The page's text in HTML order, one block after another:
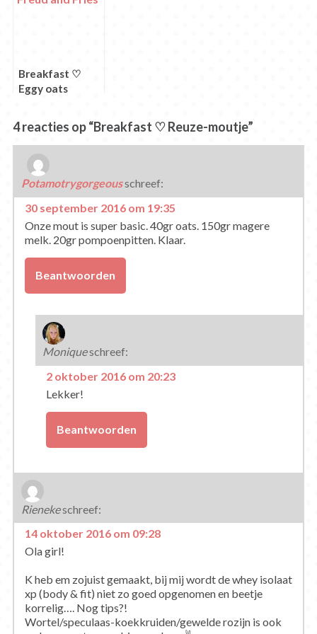
Breakfast ♡
Eggy oats
4 reacties op “Breakfast ♡ Reuze-moutje”
Potamotrygorgeousschreef:
30 september 2016 om 19:35
Onze mout is super basic. 40gr oats. 150gr magere
melk. 20gr pompoenpitten. Klaar.
Beantwoorden
Moniqueschreef:
2 oktober 2016 om 20:23
Lekker!
Beantwoorden
Rienekeschreef:
14 oktober 2016 om 09:28
Ola girl!
K heb em zojuist gemaakt, bij mij wordt de whey isolaat
xp (body & fit) niet zo goed opgenomen en beetje
korrelig…. Nog tips?!
Wortel/speculaas-koekkruiden/gewelde rozijn is ook